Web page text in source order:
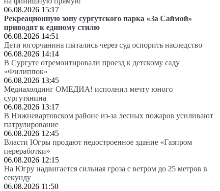
06.08.2026 15:17
Рекреационную зону сургутского парка «За Саймой»
приводят к единому стилю
06.08.2026 14:51
Дети югорчанина пытались через суд оспорить наследство
06.08.2026 14:14
В Сургуте отремонтировали проезд к детскому саду
«Филиппок»
06.08.2026 13:45
Медиахолдинг ОМЕДИА! исполнил мечту юного
сургутянина
06.08.2026 13:17
В Нижневартовском районе из-за лесных пожаров усиливают
патрулирование
06.08.2026 12:45
Власти Югры продают недостроенное здание «Газпром
переработки»
06.08.2026 12:15
На Югру надвигается сильная гроза с ветром до 25 метров в
секунду
06.08.2026 11:50